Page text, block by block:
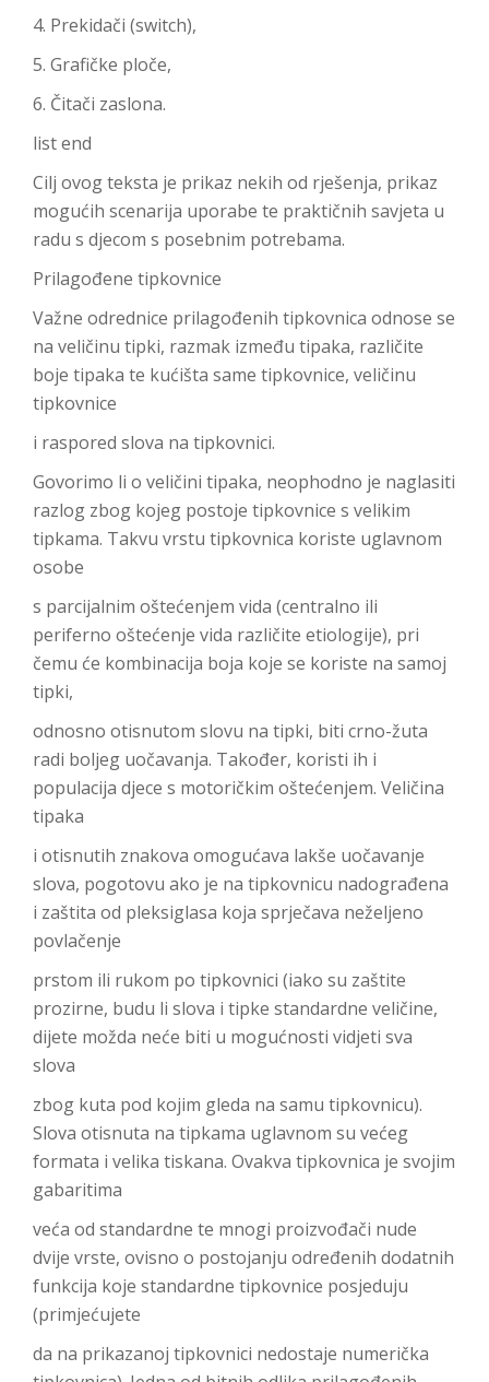
4. Prekidači (switch),
5. Grafičke ploče,
6. Čitači zaslona.
list end
Cilj ovog teksta je prikaz nekih od rješenja, prikaz
mogućih scenarija uporabe te praktičnih savjeta u
radu s djecom s posebnim potrebama.
Prilagođene tipkovnice
Važne odrednice prilagođenih tipkovnica odnose se
na veličinu tipki, razmak između tipaka, različite
boje tipaka te kućišta same tipkovnice, veličinu
tipkovnice
i raspored slova na tipkovnici.
Govorimo li o veličini tipaka, neophodno je naglasiti
razlog zbog kojeg postoje tipkovnice s velikim
tipkama. Takvu vrstu tipkovnica koriste uglavnom
osobe
s parcijalnim oštećenjem vida (centralno ili
periferno oštećenje vida različite etiologije), pri
čemu će kombinacija boja koje se koriste na samoj
tipki,
odnosno otisnutom slovu na tipki, biti crno-žuta
radi boljeg uočavanja. Također, koristi ih i
populacija djece s motoričkim oštećenjem. Veličina
tipaka
i otisnutih znakova omogućava lakše uočavanje
slova, pogotovu ako je na tipkovnicu nadograđena
i zaštita od pleksiglasa koja sprječava neželjeno
povlačenje
prstom ili rukom po tipkovnici (iako su zaštite
prozirne, budu li slova i tipke standardne veličine,
dijete možda neće biti u mogućnosti vidjeti sva
slova
zbog kuta pod kojim gleda na samu tipkovnicu).
Slova otisnuta na tipkama uglavnom su većeg
formata i velika tiskana. Ovakva tipkovnica je svojim
gabaritima
veća od standardne te mnogi proizvođači nude
dvije vrste, ovisno o postojanju određenih dodatnih
funkcija koje standardne tipkovnice posjeduju
(primjećujete
da na prikazanoj tipkovnici nedostaje numerička